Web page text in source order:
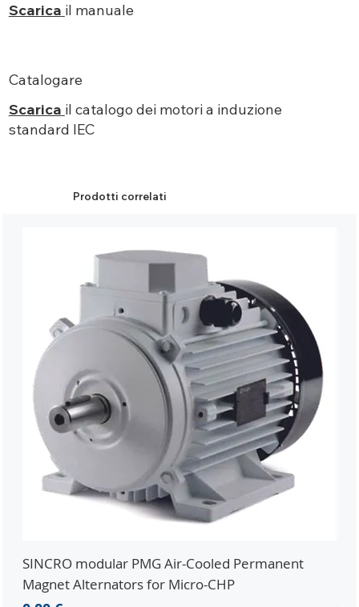
Scarica il manuale
Catalogare
Scarica il catalogo dei motori a induzione
standard IEC
Prodotti correlati
SINCRO modular PMG Air-Cooled Permanent
Magnet Alternators for Micro-CHP